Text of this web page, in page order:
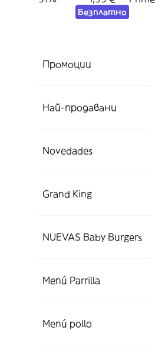
Безплатно
Промоции
Най-продавани
Novedades
Grand King
NUEVAS Baby Burgers
Menú Parrilla
Menú pollo